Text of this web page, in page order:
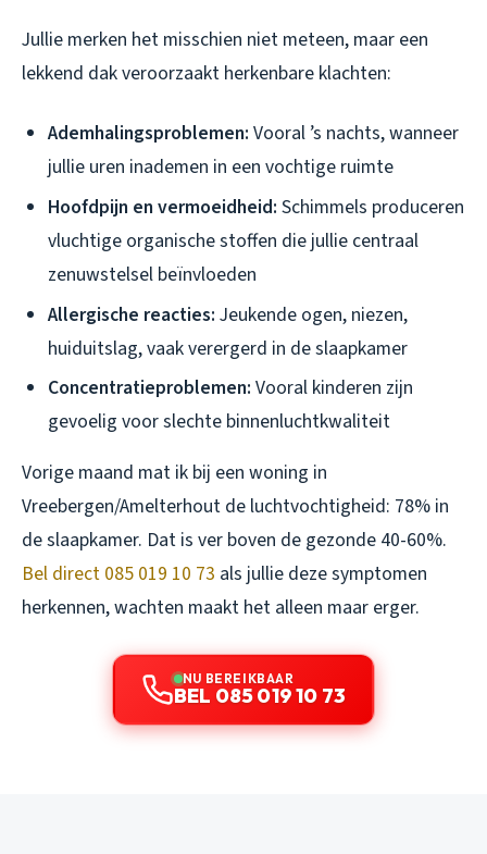
Jullie merken het misschien niet meteen, maar een
lekkend dak veroorzaakt herkenbare klachten:
Ademhalingsproblemen: Vooral ’s nachts, wanneer
jullie uren inademen in een vochtige ruimte
Hoofdpijn en vermoeidheid: Schimmels produceren
vluchtige organische stoffen die jullie centraal
zenuwstelsel beïnvloeden
Allergische reacties: Jeukende ogen, niezen,
huiduitslag, vaak verergerd in de slaapkamer
Concentratieproblemen: Vooral kinderen zijn
gevoelig voor slechte binnenluchtkwaliteit
Vorige maand mat ik bij een woning in
Vreebergen/Amelterhout de luchtvochtigheid: 78% in
de slaapkamer. Dat is ver boven de gezonde 40-60%.
Bel direct 085 019 10 73 als jullie deze symptomen
herkennen, wachten maakt het alleen maar erger.
NU BEREIKBAAR
BEL 085 019 10 73